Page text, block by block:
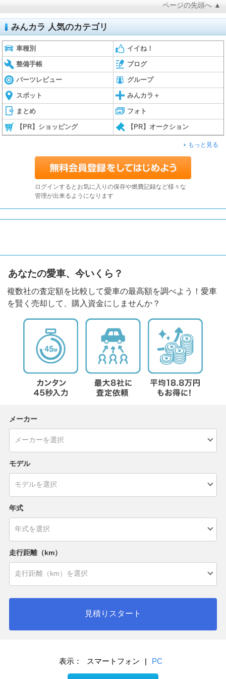
ページの先頭へ ▲
みんカラ 人気のカテゴリ
車種別 イイね！
整備手帳 ブログ
パーツレビュー グループ
スポット みんカラ＋
まとめ フォト
【PR】ショッピング 【PR】オークション
もっと見る
ログインするとお気に入りの保存や燃費記録など様々な
管理が出来るようになります
あなたの愛車、今いくら？
複数社の査定額を比較して愛車の最高額を調べよう！愛車
を賢く売却して、購入資金にしませんか？
メーカー
モデル
年式
走行距離（km）
見積りスタート
表示： スマートフォン | PC